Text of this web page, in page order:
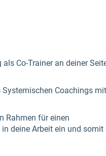
Co-Trainer an deiner
Systemischen Coachings mit
Rahmen für einen
in deine Arbeit ein und somit